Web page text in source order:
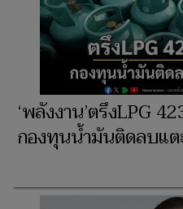
‘พลังงาน’ตรึงLPG
กองทุนน้ำมันติดลบแ